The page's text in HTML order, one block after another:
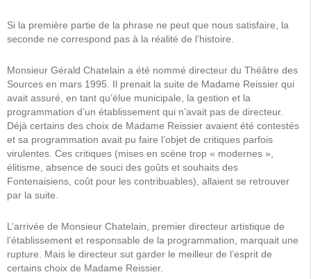
Si la première partie de la phrase ne peut que nous satisfaire, la
seconde ne correspond pas à la réalité de l’histoire.
Monsieur Gérald Chatelain a été nommé directeur du Théâtre des
Sources en mars 1995. Il prenait la suite de Madame Reissier qui
avait assuré, en tant qu’élue municipale, la gestion et la
programmation d’un établissement qui n’avait pas de directeur.
Déjà certains des choix de Madame Reissier avaient été contestés
et sa programmation avait pu faire l’objet de critiques parfois
virulentes. Ces critiques (mises en scène trop « modernes »,
élitisme, absence de souci des goûts et souhaits des
Fontenaisiens, coût pour les contribuables), allaient se retrouver
par la suite.
L’arrivée de Monsieur Chatelain, premier directeur artistique de
l’établissement et responsable de la programmation, marquait une
rupture. Mais le directeur sut garder le meilleur de l’esprit de
certains choix de Madame Reissier.